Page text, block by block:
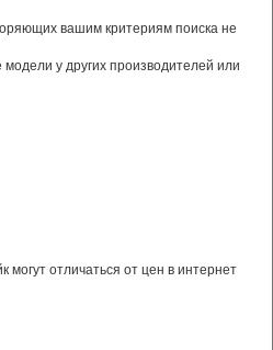
вашим критериям поиска не
у других производителей или
могут отличаться от цен в интернет